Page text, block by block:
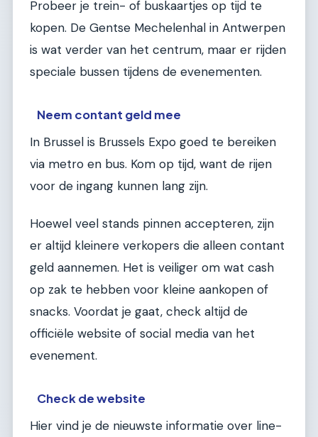
Probeer je trein- of buskaartjes op tijd te
kopen. De Gentse Mechelenhal in Antwerpen
is wat verder van het centrum, maar er rijden
speciale bussen tijdens de evenementen.
Neem contant geld mee
In Brussel is Brussels Expo goed te bereiken
via metro en bus. Kom op tijd, want de rijen
voor de ingang kunnen lang zijn.
Hoewel veel stands pinnen accepteren, zijn
er altijd kleinere verkopers die alleen contant
geld aannemen. Het is veiliger om wat cash
op zak te hebben voor kleine aankopen of
snacks. Voordat je gaat, check altijd de
officiële website of social media van het
evenement.
Check de website
Hier vind je de nieuwste informatie over line-